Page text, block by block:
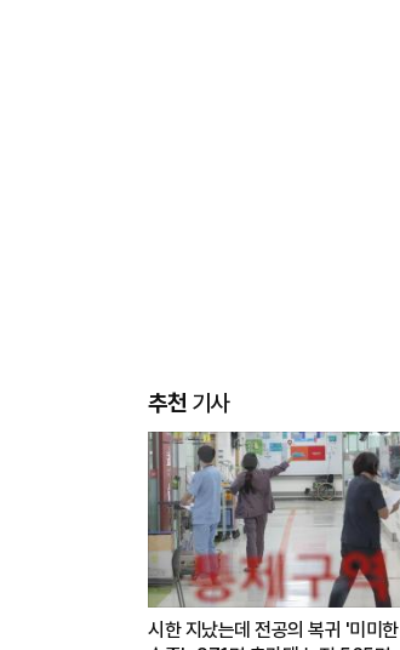
추천기사
시한 지났는데 전공의 복귀 '미미한